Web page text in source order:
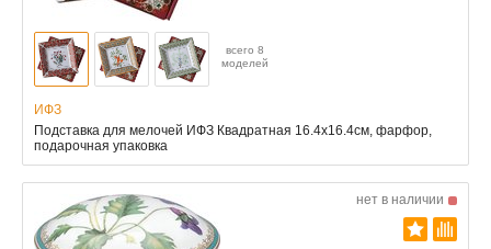
всего 8
моделей
ИФЗ
Подставка для мелочей ИФЗ Квадратная 16.4x16.4см, фарфор,
подарочная упаковка
нет в наличии